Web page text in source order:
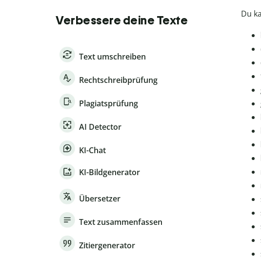
Verbessere deine Texte
Text umschreiben
Rechtschreibprüfung
Plagiatsprüfung
AI Detector
KI-Chat
KI-Bildgenerator
Übersetzer
Text zusammenfassen
Zitiergenerator
Du